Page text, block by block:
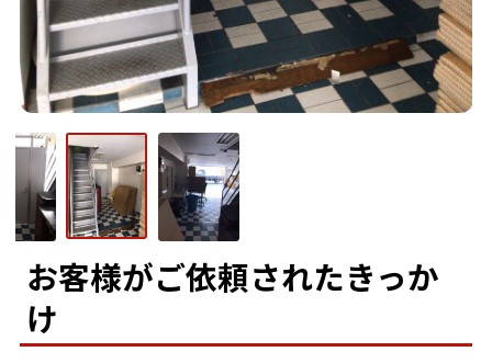
お客様がご依頼されたきっか
け